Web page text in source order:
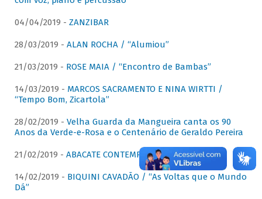
04/04/2019 - ZANZIBAR
28/03/2019 - ALAN ROCHA / “Alumiou”
21/03/2019 - ROSE MAIA / “Encontro de Bambas”
14/03/2019 - MARCOS SACRAMENTO E NINA WIRTTI /
“Tempo Bom, Zicartola”
28/02/2019 - Velha Guarda da Mangueira canta os 90
Anos da Verde-e-Rosa e o Centenário de Geraldo Pereira
21/02/2019 - ABACATE CONTEMPORÂNEO
14/02/2019 - BIQUINI CAVADÃO / “As Voltas que o Mundo
Dá”